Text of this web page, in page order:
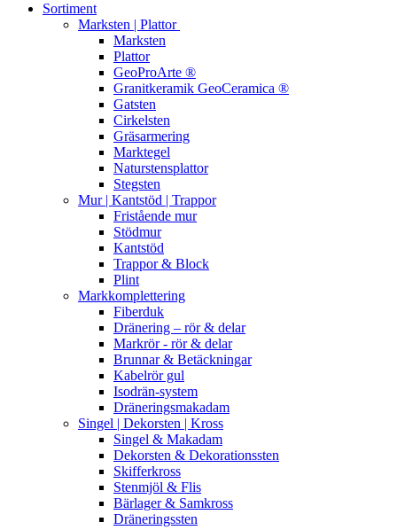
Sortiment
Marksten | Plattor
Marksten
Plattor
GeoProArte ®
Granitkeramik GeoCeramica ®
Gatsten
Cirkelsten
Gräsarmering
Marktegel
Naturstensplattor
Stegsten
Mur | Kantstöd | Trappor
Fristående mur
Stödmur
Kantstöd
Trappor & Block
Plint
Markkomplettering
Fiberduk
Dränering – rör & delar
Markrör - rör & delar
Brunnar & Betäckningar
Kabelrör gul
Isodrän-system
Dräneringsmakadam
Singel | Dekorsten | Kross
Singel & Makadam
Dekorsten & Dekorationssten
Skifferkross
Stenmjöl & Flis
Bärlager & Samkross
Dräneringssten